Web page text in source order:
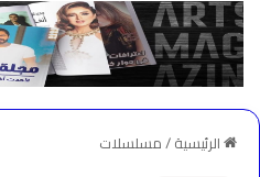
الرئيسية/مسلسلات